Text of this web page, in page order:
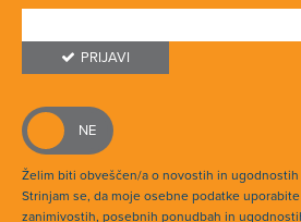
PRIJAVI
Želim biti obveščen/a o novostih in
Strinjam se, da moje osebne podatke
zanimivostih, posebnih ponudbah in